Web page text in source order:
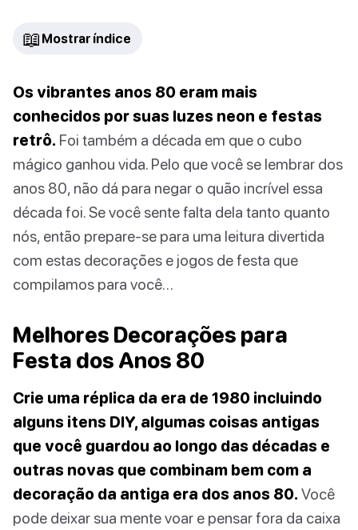
📖 Mostrar índice
Os vibrantes anos 80 eram mais
conhecidos por suas luzes neon e festas
retrô. Foi também a década em que o cubo
mágico ganhou vida. Pelo que você se lembrar dos
anos 80, não dá para negar o quão incrível essa
década foi. Se você sente falta dela tanto quanto
nós, então prepare-se para uma leitura divertida
com estas decorações e jogos de festa que
compilamos para você…
Melhores Decorações para
Festa dos Anos 80
Crie uma réplica da era de 1980 incluindo
alguns itens DIY, algumas coisas antigas
que você guardou ao longo das décadas e
outras novas que combinam bem com a
decoração da antiga era dos anos 80. Você
pode deixar sua mente voar e pensar fora da caixa